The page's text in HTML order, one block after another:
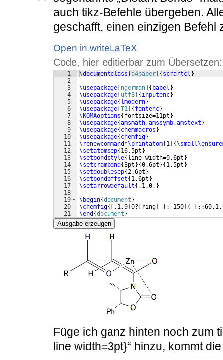
auch tikz-Befehle übergeben.
geschafft, einen einzigen Befehl
Open in writeLaTeX
Code, hier editierbar zum Übersetzen:
1
2
3
4
5
6
7
8
9
10
11
12
13
14
15
16
17
18
19
20
21
\documentclass a4paper { scrartcl }
\usepackage ngerman { babel }
\usepackage utf8 { inputenc}
\usepackage{ lmodern}
\usepackage T1 { fontenc}
\KOMAoptions{ fontsize=11pt }
\usepackage{amsmath,amssymb,amstext }
\usepackage{ chemmacros }
\usepackage{ chemfig}
\renewcommand *\printatom 1 {
\setatomsep{ 16.5pt }
\setbondstyle{ line width=0.6pt }
\setcrambond {3pt }{0.6pt }{ 1.5pt }
\setdoublesep{2.6pt }
\setbondoffset{ 1.6pt }
\setarrowdefault{ ,1.0, }
\begin{document }
\chemfig{[ ,1.9 O? ring - :-150 ( -
\end {document }
Ausgabe erzeugen
Füge ich ganz hinten noch zum
line width=3pt}“ hinzu, kommt